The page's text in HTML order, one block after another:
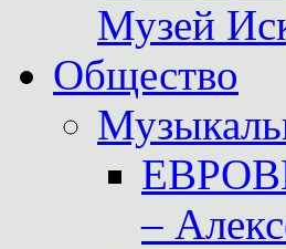
Музей
Общество
–